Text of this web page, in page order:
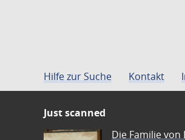
Hilfe zur Suche Kontakt
Just scanned
Die Familie